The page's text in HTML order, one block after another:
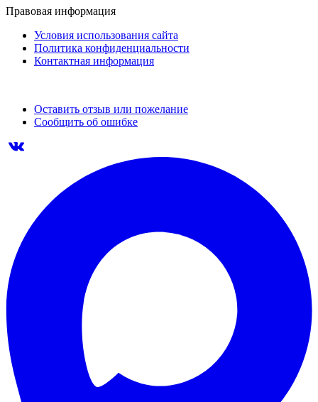
Правовая информация
Условия использования сайта
Политика конфиденциальности
Контактная информация
Оставить отзыв или пожелание
Сообщить об ошибке